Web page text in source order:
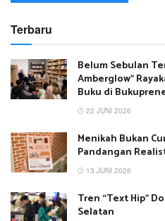
Terbaru
Belum Sebulan
Amberglow”
Buku di
22 JUNI 2026
Menikah Bukan
Pandangan
13 JUNI 2026
Tren “Text Hip”
Selatan